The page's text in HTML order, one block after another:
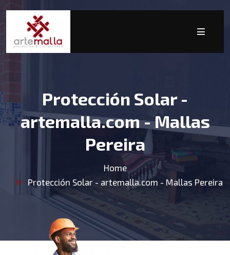
Protección Solar -
artemalla.com - Mallas
Pereira
Home
Protección Solar - artemalla.com - Mallas Pereira